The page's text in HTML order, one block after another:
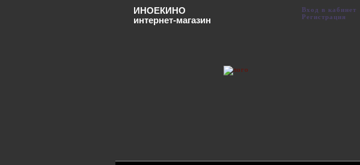
ИНОЕКИНО
интернет-магазин
Вход в кабинет
Регистрация